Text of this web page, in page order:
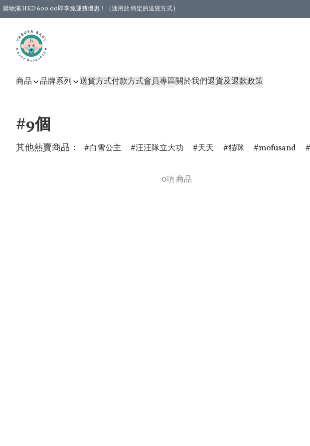
購物滿 HKD 600.00即享免運費優惠！（適用於 特定的送貨方式 )
商品 品牌系列 送貨方式付款方式會員專區關於我們退貨及退款政策
#9個
其他熱賣商品： 白雪公主 汪汪隊立大功 天天 貓咪 mofusand
0項 商品